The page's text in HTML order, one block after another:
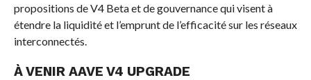
propositions de V4 Beta et de gouvernance qui visent à
étendre la liquidité et l’emprunt de l’efficacité sur les réseaux
interconnectés.
À VENIR AAVE V4 UPGRADE